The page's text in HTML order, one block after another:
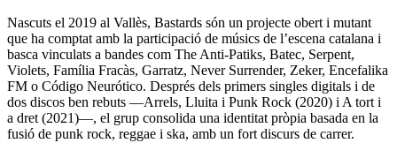
Nascuts el 2019 al Vallès, Bastards són un projecte obert i mutant
que ha comptat amb la participació de músics de l’escena catalana i
basca vinculats a bandes com The Anti-Patiks, Batec, Serpent,
Violets, Família Fracàs, Garratz, Never Surrender, Zeker, Encefalika
FM o Código Neurótico. Després dels primers singles digitals i de
dos discos ben rebuts —Arrels, Lluita i Punk Rock (2020) i A tort i
a dret (2021)—, el grup consolida una identitat pròpia basada en la
fusió de punk rock, reggae i ska, amb un fort discurs de carrer.